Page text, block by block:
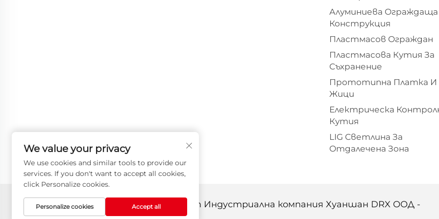
Алуминиева Ограждаща
Конструкция
Пластмасов Ограждан
Пластмасова Кутия За
Съхранение
Прототипна Платка И
Жици
Електрическа
Кутия
LIG Светлина За
Отдалечена Зона
Всички права запазени © 2025 от Индустриална компания Хуаншан DRX ООД -
Политика за поверителност
We value your privacy
We use cookies and similar tools to provide our
services. If you don't want to accept all cookies,
click Personalize cookies.
Personalize cookies Accept all